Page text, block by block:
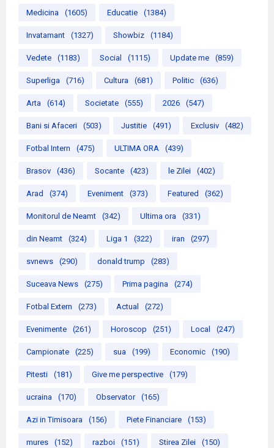
Medicina (1605) Educatie (1384)
Invatamant (1327) Showbiz (1184)
Vedete (1183) Social (1115) Update me (859)
Superliga (716) Cultura (681) Politic (636)
Arta (614) Societate (555) 2026 (547)
Bani si Afaceri (503) Justitie (491) Exclusiv (482)
Fotbal Intern (475) ULTIMA ORA (439)
Brasov (436) Socante (423) le Zilei (402)
Arad (374) Eveniment (373) Featured (362)
Monitorul de Neamt (342) Ultima ora (331)
din Neamt (324) Liga 1 (322) iran (297)
svnews (290) donald trump (283)
Suceava News (275) Prima pagina (274)
Fotbal Extern (273) Actual (272)
Evenimente (261) Horoscop (251) Local (247)
Campionate (225) sua (199) Economic (190)
Pitesti (181) Give me perspective (179)
ucraina (170) Observator (165)
Azi in Timisoara (156) Piete Financiare (153)
mures (152) razboi (151) Stirea Zilei (150)